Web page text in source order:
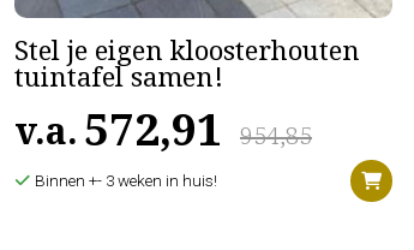
Stel je eigen kloosterhouten
tuintafel samen!
v.a. 954,85
572,91
Binnen +- 3 weken in huis!